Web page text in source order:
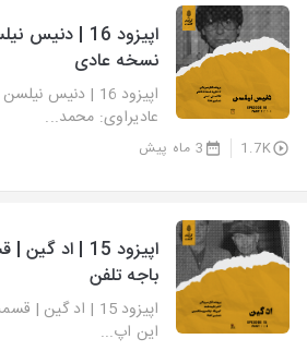
نسخه عادی
عادیراوی: محمد...
1.7K 3 ماه پیش
باجه تلفن
این اپ...